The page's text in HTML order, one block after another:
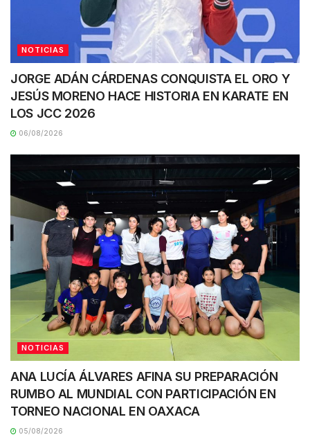
NOTICIAS
JORGE ADÁN CÁRDENAS CONQUISTA EL ORO Y
JESÚS MORENO HACE HISTORIA EN KARATE EN
LOS JCC 2026
06/08/2026
NOTICIAS
ANA LUCÍA ÁLVARES AFINA SU PREPARACIÓN
RUMBO AL MUNDIAL CON PARTICIPACIÓN EN
TORNEO NACIONAL EN OAXACA
05/08/2026